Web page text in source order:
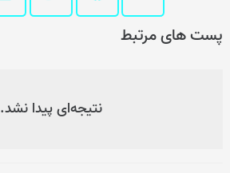
پست های مرتبط
نتیجه‌ای پیدا نشد.